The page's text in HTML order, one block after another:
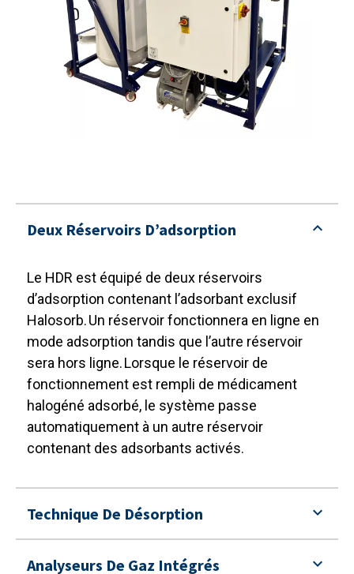
Deux Réservoirs D’adsorption
Le HDR est équipé de deux réservoirs
d’adsorption contenant l’adsorbant exclusif
Halosorb. Un réservoir fonctionnera en ligne en
mode adsorption tandis que l’autre réservoir
sera hors ligne. Lorsque le réservoir de
fonctionnement est rempli de médicament
halogéné adsorbé, le système passe
automatiquement à un autre réservoir
contenant des adsorbants activés.
Technique De Désorption
Analyseurs De Gaz Intégrés